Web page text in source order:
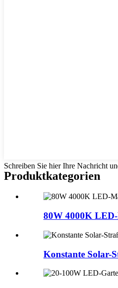
Schreiben Sie hier Ihre Nachricht
Produktkategorien
80W 4000K
Konstante Solar-